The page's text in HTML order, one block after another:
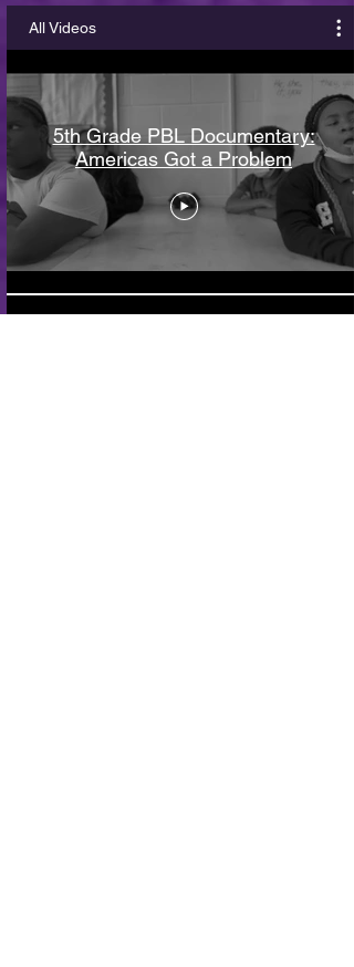
All Videos
5th Grade PBL Documentary:
Americas Got a Problem